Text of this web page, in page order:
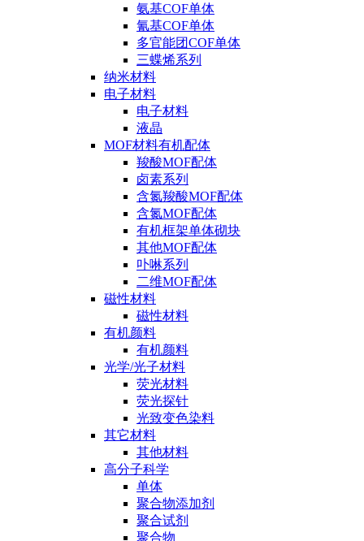
氨基COF单体
氰基COF单体
多官能团COF单体
三蝶烯系列
纳米材料
电子材料
电子材料
液晶
MOF材料有机配体
羧酸MOF配体
卤素系列
含氮羧酸MOF配体
含氮MOF配体
有机框架单体砌块
其他MOF配体
卟啉系列
二维MOF配体
磁性材料
磁性材料
有机颜料
有机颜料
光学/光子材料
荧光材料
荧光探针
光致变色染料
其它材料
其他材料
高分子科学
单体
聚合物添加剂
聚合试剂
聚合物